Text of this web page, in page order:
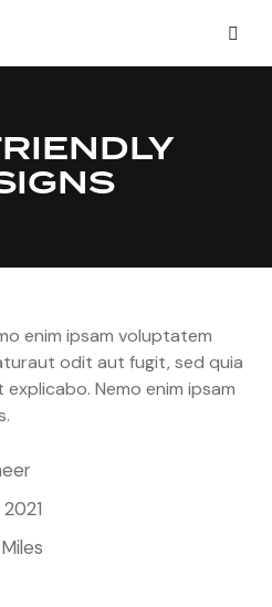
enim ipsam voluptatem
odit aut fugit, sed quia
Nemo enim ipsam